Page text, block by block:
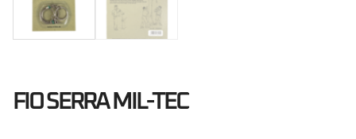
FIO SERRA MIL-TEC